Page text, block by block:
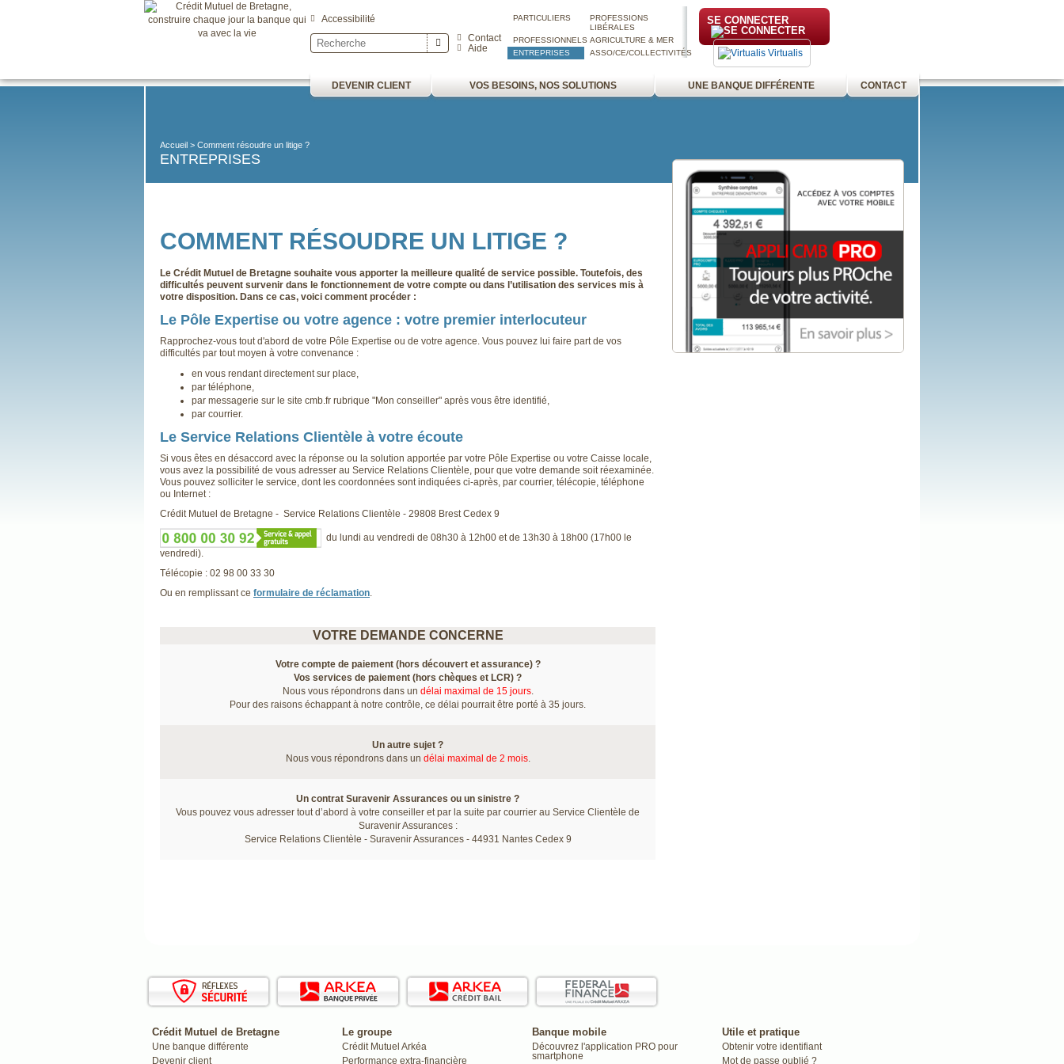
Contact
Aide
Accessibilité PARTICULIERS
PROFESSIONS
LIBÉRALES
PROFESSIONNELS AGRICULTURE & MER
ENTREPRISES
ASSO/CE/COLLECTIVITÉS
SE CONNECTER
Virtualis
DEVENIR CLIENT VOS BESOINS, NOS SOLUTIONS UNE BANQUE DIFFÉRENTE CONTACT
Accueil Comment résoudre un litige ?
ENTREPRISES
COMMENT RÉSOUDRE UN LITIGE ?
Le Crédit Mutuel de Bretagne souhaite vous apporter la meilleure qualité de service possible. Toutefois, des
difficultés peuvent survenir dans le fonctionnement de votre compte ou dans l’utilisation des services mis à
votre disposition. Dans ce cas, voici comment procéder :
Le Pôle Expertise ou votre agence : votre premier interlocuteur
Rapprochez-vous tout d'abord de votre Pôle Expertise ou de votre agence. Vous pouvez lui faire part de vos
difficultés par tout moyen à votre convenance :
en vous rendant directement sur place,
par téléphone,
par messagerie sur le site cmb.fr rubrique "Mon conseiller" après vous être identifié,
par courrier.
Le Service Relations Clientèle à votre écoute
Si vous êtes en désaccord avec la réponse ou la solution apportée par votre Pôle Expertise ou votre Caisse locale,
vous avez la possibilité de vous adresser au Service Relations Clientèle, pour que votre demande soit réexaminée.
Vous pouvez solliciter le service, dont les coordonnées sont indiquées ci-après, par courrier, télécopie, téléphone
ou Internet :
Crédit Mutuel de Bretagne - Service Relations Clientèle - 29808 Brest Cedex 9
du lundi au vendredi de 08h30 à 12h00 et de 13h30 à 18h00 (17h00 le
vendredi).
Télécopie : 02 98 00 33 30
Ou en remplissant ce formulaire de réclamation.
VOTRE DEMANDE CONCERNE
Votre compte de paiement (hors découvert et assurance) ?
Vos services de paiement (hors chèques et LCR) ?
Nous vous répondrons dans un délai maximal de 15 jours.
Pour des raisons échappant à notre contrôle, ce délai pourrait être porté à 35 jours.
Un autre sujet ?
Nous vous répondrons dans un délai maximal de 2 mois.
Un contrat Suravenir Assurances ou un sinistre ?
Vous pouvez vous adresser tout d’abord à votre conseiller et par la suite par courrier au Service Clientèle de
Suravenir Assurances :
Service Relations Clientèle - Suravenir Assurances - 44931 Nantes Cedex 9
Crédit Mutuel de Bretagne
Une banque différente
Devenir client
Le groupe
Crédit Mutuel Arkéa
Performance extra-financière
Banque mobile
Découvrez l'application PRO pour
smartphone
Utile et pratique
Obtenir votre identifiant
Mot de passe oublié ?